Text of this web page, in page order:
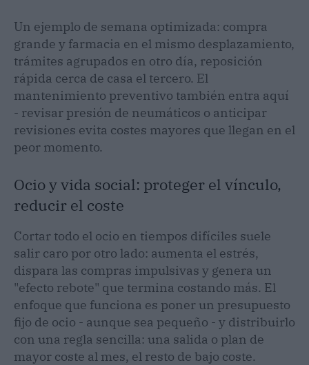
Un ejemplo de semana optimizada: compra
grande y farmacia en el mismo desplazamiento,
trámites agrupados en otro día, reposición
rápida cerca de casa el tercero. El
mantenimiento preventivo también entra aquí
- revisar presión de neumáticos o anticipar
revisiones evita costes mayores que llegan en el
peor momento.
Ocio y vida social: proteger el vínculo,
reducir el coste
Cortar todo el ocio en tiempos difíciles suele
salir caro por otro lado: aumenta el estrés,
dispara las compras impulsivas y genera un
"efecto rebote" que termina costando más. El
enfoque que funciona es poner un presupuesto
fijo de ocio - aunque sea pequeño - y distribuirlo
con una regla sencilla: una salida o plan de
mayor coste al mes, el resto de bajo coste.